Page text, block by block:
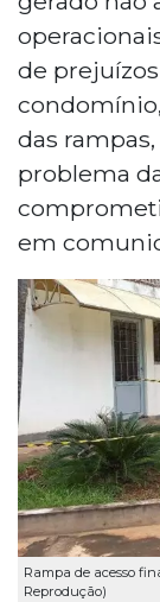
de
das
problema
em
Rampa de acesso
Reprodução)